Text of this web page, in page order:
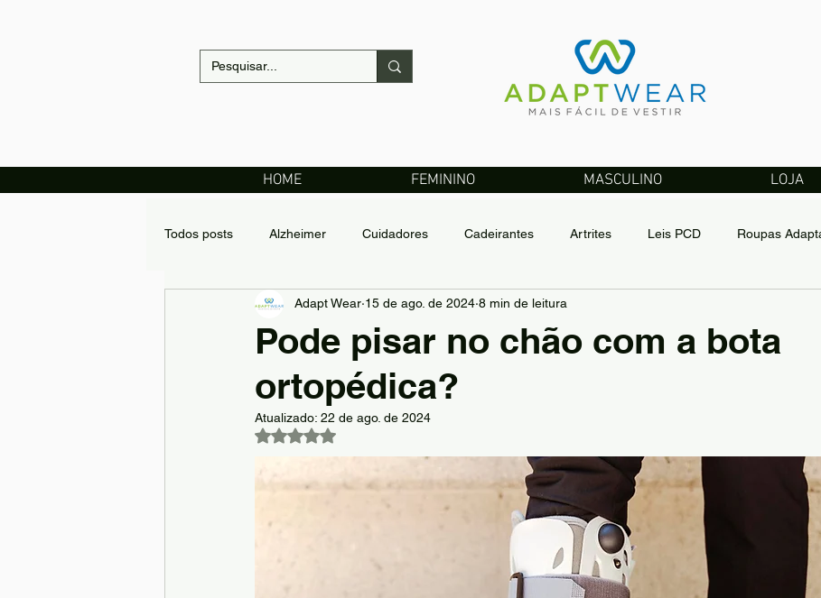
HOME FEMININO MASCULINO LOJA
Todos posts Alzheimer Cuidadores Cadeirantes Artrites Leis PCD Roupas
Roupas Para Deficientes Design Adaptável
Pode pisar no chão com a bota
ortopédica?
Adapt Wear 15 de ago. de 2024 8 min de leitura
Atualizado: 22 de ago. de 2024
Avaliado com NaN de 5 estrelas.